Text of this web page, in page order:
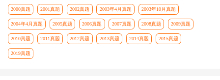
2000真题 2001真题 2002真题 2003年4月真题 2003年10月真题
2004年4月真题 2005真题 2006真题 2007真题 2008真题 2009真题
2010真题 2011真题 2012真题 2013真题 2014真题 2015真题
2019真题